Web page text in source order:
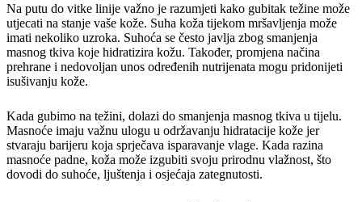
Na putu do vitke linije važno je razumjeti kako gubitak težine može
utjecati na stanje vaše kože. Suha koža tijekom mršavljenja može
imati nekoliko uzroka. Suhoća se često javlja zbog smanjenja
masnog tkiva koje hidratizira kožu. Također, promjena načina
prehrane i nedovoljan unos određenih nutrijenata mogu pridonijeti
isušivanju kože.
Kada gubimo na težini, dolazi do smanjenja masnog tkiva u tijelu.
Masnoće imaju važnu ulogu u održavanju hidratacije kože jer
stvaraju barijeru koja sprječava isparavanje vlage. Kada razina
masnoće padne, koža može izgubiti svoju prirodnu vlažnost, što
dovodi do suhoće, ljuštenja i osjećaja zategnutosti.